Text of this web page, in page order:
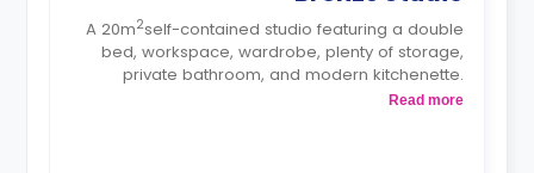
A 20m2self-contained studio featuring a double
bed, workspace, wardrobe, plenty of storage,
private bathroom, and modern kitchenette.
Located on the 2-7 floors.
Read more